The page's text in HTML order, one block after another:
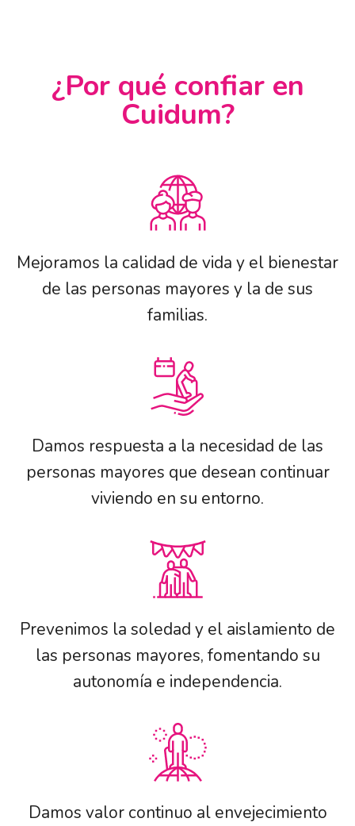
¿Por qué confiar en
Cuidum?
Mejoramos la calidad de vida y el bienestar
de las personas mayores y la de sus
familias.
Damos respuesta a la necesidad de las
personas mayores que desean continuar
viviendo en su entorno.
Prevenimos la soledad y el aislamiento de
las personas mayores, fomentando su
autonomía e independencia.
Damos valor continuo al envejecimiento